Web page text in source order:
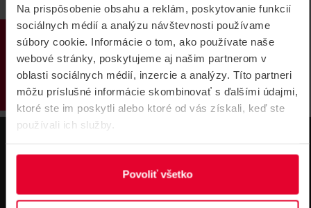
Na prispôsobenie obsahu a reklám, poskytovanie funkcií
sociálnych médií a analýzu návštevnosti používame
súbory cookie. Informácie o tom, ako používate naše
webové stránky, poskytujeme aj našim partnerom v
oblasti sociálnych médií, inzercie a analýzy. Títo partneri
môžu príslušné informácie skombinovať s ďalšími údajmi,
ktoré ste im poskytli alebo ktoré od vás získali, keď ste
používali ich služby.
Povoliť všetko
PRODUKTY
BOSCH ICP-MAP5000-2
Zabezpečovacia ústredňa
Ústredňa MAP 5000